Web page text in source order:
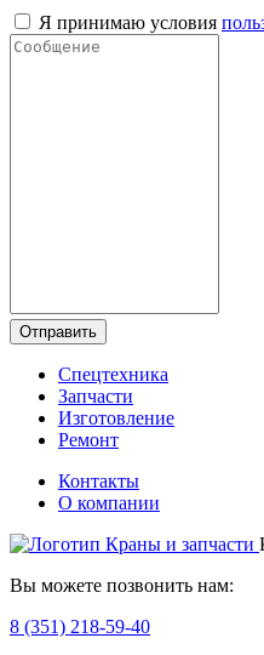
Я принимаю условия
Отправить
Спецтехника
Запчасти
Изготовление
Ремонт
Контакты
О компании
Вы можете позвонить нам:
8 (351) 218-59-40